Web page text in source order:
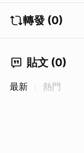
轉發 (0)
貼文 (0)
最新 熱門